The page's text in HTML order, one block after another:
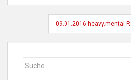
09.01.2016 heavy.mental
Suche